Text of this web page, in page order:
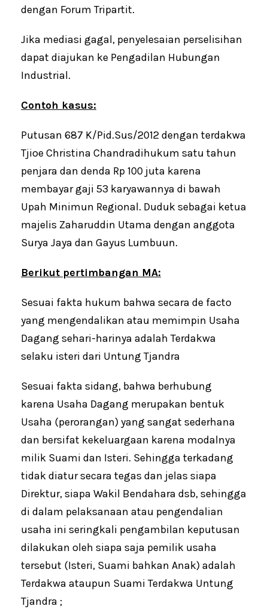
dengan Forum Tripartit.
Jika mediasi gagal, penyelesaian perselisihan
dapat diajukan ke Pengadilan Hubungan
Industrial.
Contoh kasus:
Putusan 687 K/Pid.Sus/2012 dengan terdakwa
Tjioe Christina Chandradihukum satu tahun
penjara dan denda Rp 100 juta karena
membayar gaji 53 karyawannya di bawah
Upah Minimun Regional. Duduk sebagai ketua
majelis Zaharuddin Utama dengan anggota
Surya Jaya dan Gayus Lumbuun.
Berikut pertimbangan MA:
Sesuai fakta hukum bahwa secara de facto
yang mengendalikan atau memimpin Usaha
Dagang sehari-harinya adalah Terdakwa
selaku isteri dari Untung Tjandra
Sesuai fakta sidang, bahwa berhubung
karena Usaha Dagang merupakan bentuk
Usaha (perorangan) yang sangat sederhana
dan bersifat kekeluargaan karena modalnya
milik Suami dan Isteri. Sehingga terkadang
tidak diatur secara tegas dan jelas siapa
Direktur, siapa Wakil Bendahara dsb, sehingga
di dalam pelaksanaan atau pengendalian
usaha ini seringkali pengambilan keputusan
dilakukan oleh siapa saja pemilik usaha
tersebut (Isteri, Suami bahkan Anak) adalah
Terdakwa ataupun Suami Terdakwa Untung
Tjandra ;